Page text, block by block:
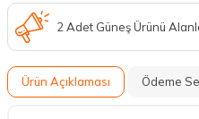
2 Adet Güneş Ürünü
Ürün Açıklaması Ödeme